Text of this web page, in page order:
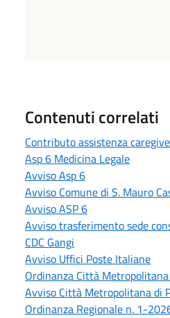
Contenuti correlati
Contributo assistenza
Asp 6 Medicina Legale
Avviso Asp 6
Avviso Comune di S. Mauro
Avviso ASP 6
Avviso trasferimento sede
CDC Gangi
Avviso Uffici Poste Italiane
Ordinanza Città
Avviso Città Metropolitana di
Ordinanza Regionale n. 1-